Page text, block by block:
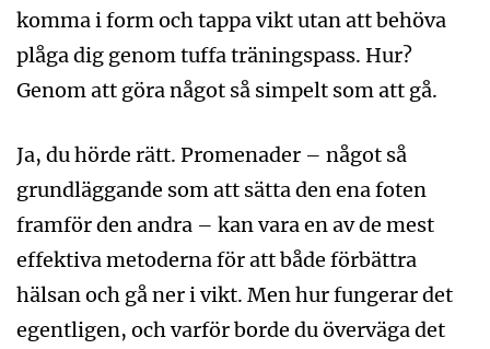
komma i form och tappa vikt utan att behöva
plåga dig genom tuffa träningspass. Hur?
Genom att göra något så simpelt som att gå.
Ja, du hörde rätt. Promenader – något så
grundläggande som att sätta den ena foten
framför den andra – kan vara en av de mest
effektiva metoderna för att både förbättra
hälsan och gå ner i vikt. Men hur fungerar det
egentligen, och varför borde du överväga det